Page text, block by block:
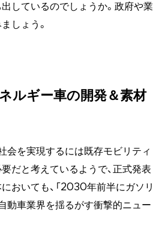
しているのでしょうか。政府や業
しょう。
ルギー車の開発＆素材
会を実現するには既存モビリティ
だと考えているようで、正式発表
おいても、「2030年前半にガソリ
動車業界を揺るがす衝撃的ニュー